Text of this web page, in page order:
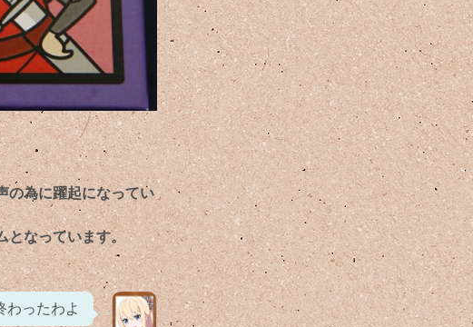
の為に躍起になってい
となっています。
わったわよ